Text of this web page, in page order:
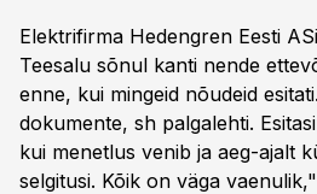
Elektrifirma Hedengren Eesti
Teesalu sõnul kanti nende
enne, kui mingeid nõudeid
dokumente, sh palgalehti.
kui menetlus venib ja aeg-ajalt
selgitusi. Kõik on väga